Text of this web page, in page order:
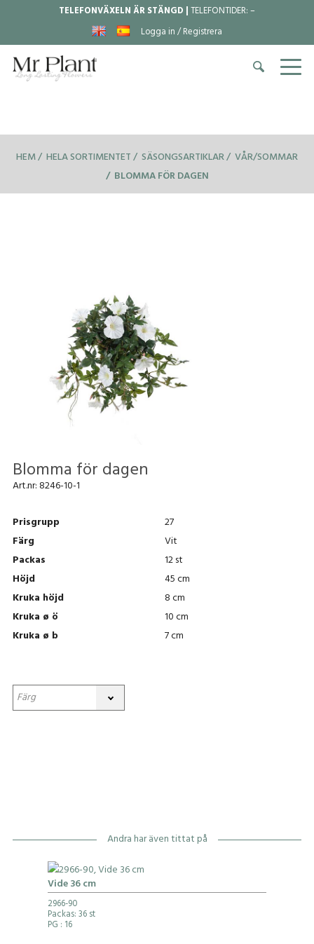
TELEFONVÄXELN ÄR STÄNGD |TELEFONTIDER:–
Logga in / Registrera
HEM HELA SORTIMENTET SÄSONGSARTIKLAR VÅR/SOMMAR
BLOMMA FÖR DAGEN
Blomma för dagen
Art.nr:8246-10-1
Prisgrupp
27
Färg
Vit
Packas
12 st
Höjd
45 cm
Kruka höjd
8 cm
Kruka ø ö
10 cm
Kruka ø b
7 cm
Andra har även tittat på
Vide 36 cm
2966-90
Packas: 36 st
PG : 16